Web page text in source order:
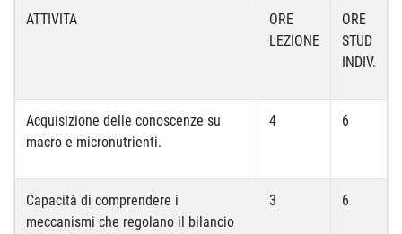
ATTIVITA
ORE
LEZIONE
ORE
STUD
INDIV.
Acquisizione delle conoscenze su
macro e micronutrienti.
4 6
Capacità di comprendere i
meccanismi che regolano il bilancio
3 6